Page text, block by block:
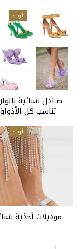
أزياء
صنادل نسائية
تناسب كل الأذواق
أزياء
موديلات أحذية